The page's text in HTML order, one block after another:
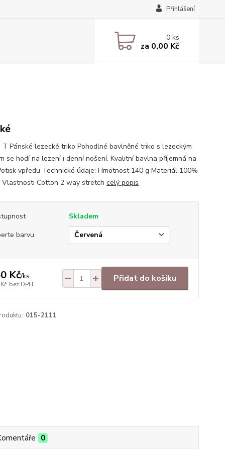
Přihlášení
0ks
za 0,00 Kč
T Pánské lezecké triko Pohodlné bavlněné triko s lezeckým
se hodí na lezení i denní nošení. Kvalitní bavlna příjemná na
vpředu Technické údaje: Hmotnost 140 g Materiál 100%
Vlastnosti Cotton 2 way stretch celý popis
Skladem
barvu
Kč/ks
bez DPH
Přidat do košíku
015-2111
0